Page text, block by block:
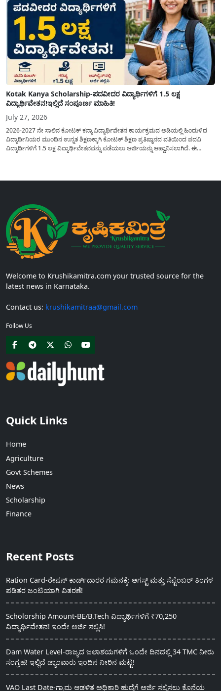
Kotak Kanya Scholarship-ಪದವೀದರ ವಿದ್ಯಾರ್ಥಿಗಳಿಗೆ 1.5 ಲಕ್ಷ
ವಿದ್ಯಾರ್ಥಿವೇತನ!ಇಲ್ಲಿದೆ ಸಂಪೂರ್ಣ ಮಾಹಿತಿ!
July 27, 2026
2026-2027 ನೇ ಸಾಲಿನ ಕೋಟಕ್ ಕನ್ಯಾ ವಿದ್ಯಾರ್ಥಿವೇತನ ಕಾರ್ಯಕ್ರಮದ ಅಡಿಯಲ್ಲಿ ಹಿಂದುಳಿದ
ವಿದ್ಯಾರ್ಥಿನಿಯರ ಮುಂದಿನ ಉನ್ನತ ಶಿಕ್ಷಣಕ್ಕಾಗಿ ಕೋಟಕ್ ಶಿಕ್ಷಣ ಪ್ರತಿಷ್ಠಾನದ ವತಿಯಿಂದ ಪದವಿ
ವಿದ್ಯಾರ್ಥಿಗಳಿಗೆ 1.5 ಲಕ್ಷ ವಿದ್ಯಾರ್ಥಿವೇತನವನ್ನು ಪಡೆಯಲು ಅರ್ಜಿಯನ್ನು ಆಹ್ವಾನಿಸಲಾಗಿದೆ. ಈ
Welcome to Krushikamitra.com your trusted source for the
latest news in Karnataka.
Contact us: krushikamitraa@gmail.com
Follow Us
Quick Links
Home
Agriculture
Govt Schemes
News
Scholarship
Finance
Recent Posts
Ration Card-ರೇಷನ್ ಕಾರ್ಡ್‍ದಾರರ ಗಮನಕ್ಕೆ: ಆಗಸ್ಟ್ ಮತ್ತು ಸೆಪ್ಟೆಂಬರ್ ತಿಂಗಳ
ಪಡಿತರ ಜಂಟಿಯಾಗಿ ವಿತರಣೆ!
Scholorship Amount-BE/B.Tech ವಿದ್ಯಾರ್ಥಿಗಳಿಗೆ ₹70,250
ವಿದ್ಯಾರ್ಥಿವೇತನ! ಇಂದೇ ಅರ್ಜಿ ಸಲ್ಲಿಸಿ!
Dam Water Level-ರಾಜ್ಯದ ಜಲಾಶಯಗಳಿಗೆ ಒಂದೇ ದಿನದಲ್ಲಿ 34 TMC ನೀರು
ಸಂಗ್ರಹ! ಇಲ್ಲಿದೆ ಡ್ಯಾಂವಾರು ಇಂದಿನ ನೀರಿನ ಮಟ್ಟ!
VAO Last Date-ಗ್ರಾಮ ಆಡಳಿತ ಅಧಿಕಾರಿ ಹುದ್ದೆಗೆ ಅರ್ಜಿ ಸಲ್ಲಿಸಲು ಕೊನೆಯ